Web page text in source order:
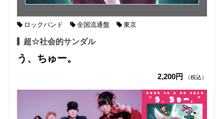
ロックバンド 全国流通盤 東京
超☆社会的サンダル
う、ちゅー。
2,200円 （税込）